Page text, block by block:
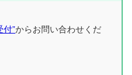
付”からお問い合わせくだ